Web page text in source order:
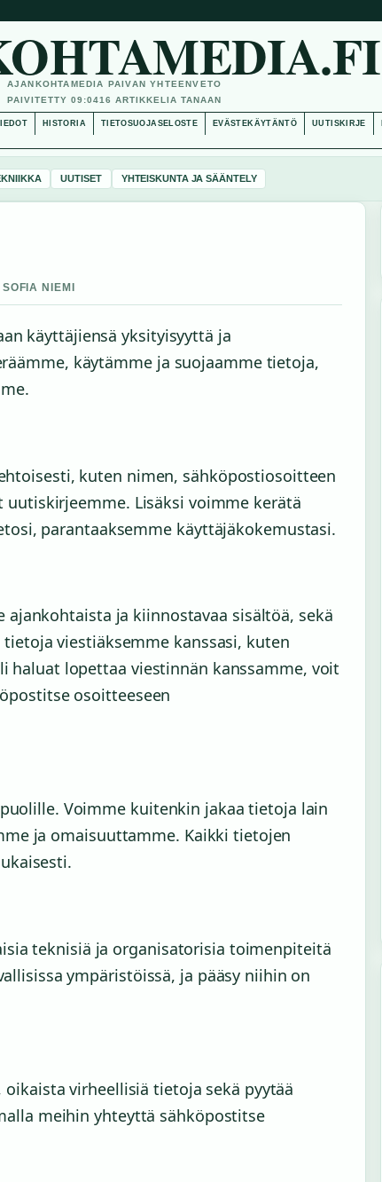
AJANKOHTAMEDIA PAIVAN YHTEENVETO
PAIVITETTY 09:0416 ARTIKKELIA TANAAN
HISTORIA TIETOSUOJASELOSTE EVÄSTEKÄYTÄNTÖ UUTISKIRJE
UUTISET YHTEISKUNTA JA SÄÄNTELY
NIEMI
käyttäjiensä yksityisyyttä ja
käytämme ja suojaamme tietoja,
kuten nimen, sähköpostiosoitteen
Lisäksi voimme kerätä
parantaaksemme käyttäjäkokemustasi.
ja kiinnostavaa sisältöä, sekä
viestiäksemme kanssasi, kuten
lopettaa viestinnän kanssamme, voit
osoitteeseen
Voimme kuitenkin jakaa tietoja lain
ja omaisuuttamme. Kaikki tietojen
teknisiä ja organisatorisia toimenpiteitä
ympäristöissä, ja pääsy niihin on
virheellisiä tietoja sekä pyytää
meihin yhteyttä sähköpostitse